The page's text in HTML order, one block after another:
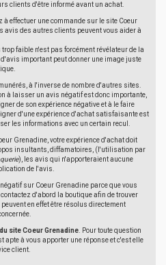
clients d'être informé avant un achat.
à effectuer une commande sur le site Coeur
avis des autres clients peuvent vous aider à
faible n'est pas forcément révélateur de la
important peut donner une image juste
à l'inverse de nombre d'autres sites.
à laisser un avis négatif est donc importante,
de son expérience négative et à le faire
d'une expérience d'achat satisfaisante est
les informations avec un certain recul.
Grenadine, votre expérience d'achat doit
insultants, diffamatoires, (l'utilisation par
), les avis qui n'apporteraient aucune
de l'avis.
sur Coeur Grenadine parce que vous
d'abord la boutique afin de trouver
en effet être résolus directement
site Coeur Grenadine . Pour toute question
apte à vous apporter une réponse et c'est elle
client.